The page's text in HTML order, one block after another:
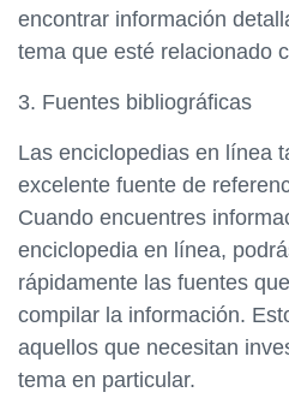
encontrar información
tema que esté relacionado
3. Fuentes bibliográficas
Las enciclopedias en línea
excelente fuente de
Cuando encuentres
enciclopedia en línea,
rápidamente las fuentes
compilar la información.
aquellos que necesitan
tema en particular.